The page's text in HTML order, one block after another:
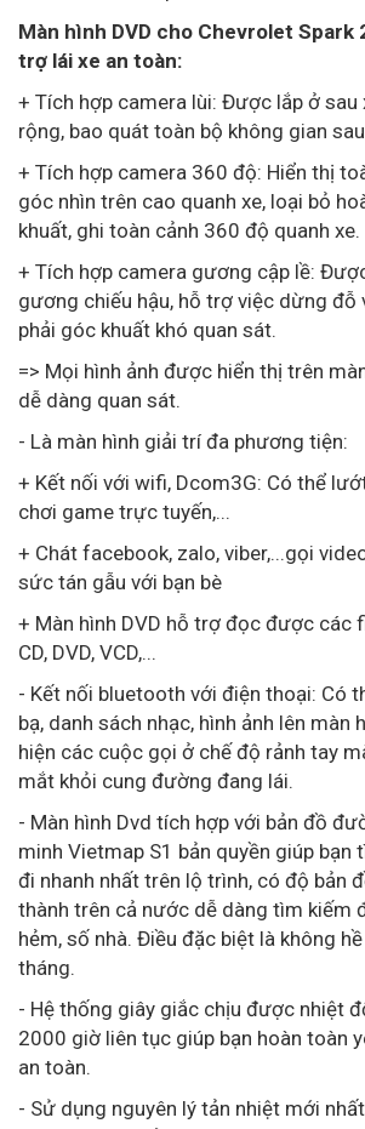
Màn hình DVD cho Chevrolet Spark
trợ lái xe an toàn:
+ Tích hợp camera lùi: Được lắp ở sau
rộng, bao quát toàn bộ không gian
+ Tích hợp camera 360 độ: Hiển thị
góc nhìn trên cao quanh xe, loại bỏ
khuất, ghi toàn cảnh 360 độ quanh xe.
+ Tích hợp camera gương cập lề:
gương chiếu hậu, hỗ trợ việc dừng đỗ
phải góc khuất khó quan sát.
=> Mọi hình ảnh được hiển thị trên
dễ dàng quan sát.
- Là màn hình giải trí đa phương tiện:
+ Kết nối với wifi, Dcom3G: Có thể
chơi game trực tuyến,...
+ Chát facebook, zalo, viber,...gọi
sức tán gẫu với bạn bè
+ Màn hình DVD hỗ trợ đọc được các
CD, DVD, VCD,...
- Kết nối bluetooth với điện thoại: Có
bạ, danh sách nhạc, hình ảnh lên màn
hiện các cuộc gọi ở chế độ rảnh tay
mắt khỏi cung đường đang lái.
- Màn hình Dvd tích hợp với bản đồ
minh Vietmap S1 bản quyền giúp
đi nhanh nhất trên lộ trình, có độ bản
thành trên cả nước dễ dàng tìm kiếm
hẻm, số nhà. Điều đặc biệt là không
tháng.
- Hệ thống giây giắc chịu được nhiệt
2000 giờ liên tục giúp bạn hoàn toàn
an toàn.
- Sử dụng nguyên lý tản nhiệt mới